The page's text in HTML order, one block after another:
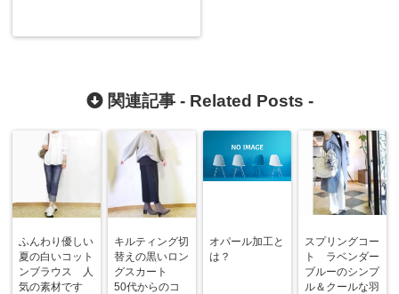
関連記事 - Related Posts -
ふんわり優しい
夏の白いコット
ンブラウス 人
気の素材です
キルティング切
替えの黒いロン
グスカート
50代からのコ
オパール加工と
は？
スプリングコー
ト ラベンダー
ブルーのシンプ
ル＆クールな羽